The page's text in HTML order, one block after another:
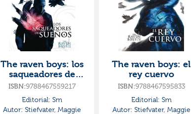
The raven boys: los
saqueadores de
sueños
ISBN:9788467559217
Editorial: Sm
Autor: Stiefvater, Maggie
The raven boys: el
rey cuervo
ISBN:9788467595833
Editorial: Sm
Autor: Stiefvater, Maggie